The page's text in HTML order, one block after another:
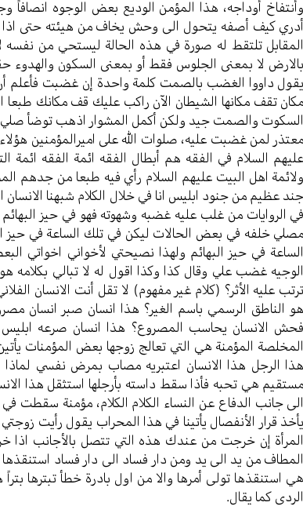
وأنتفاخ أوداجه، هذا المؤمن الوديع بعض الوجوه
أدري كيف أصفه يتحول الى وحش يخاف من هيئته حتى اذا ما
المقابل تلتقط له صورة في هذه الحالة ليستحي من
بالارض لا بمعنى الجلوس فقط أو بمعنى السكون والهدوء
يقول داووا الغضب بالصمت كلمة واحدة إن غضبت فأعلم أن
مكان تقف مكانها الشيطان الآن راكب عليك قف مكانك
السكوت والصمت جيد ولكن أكمل المشوار اذهب توضأ صلي
معتذر لمن غضبت عليه، صلوات الله على اميرالمؤمنين هؤلاء
عليهم السلام في الفقه هم أبطال الفقه ائمة الفقه ائمة
ولائمة اهل البيت عليهم السلام رأي فيه طبعا من جدهم
جند عظيم من جنود ابليس انا في خلال الكلام شبهنا
في الروايات من غلب عليه غضبه وشهوته فهو في حيز
مصلي خلفه في بعض الحالات ليكن في تلك الساعة في حيز
الساعة في حيز البهائم ولهذا نصيحتي لأخواني اخواتي
الوجيه غضب علي وقال كذا وكذا اقول له لا تبالي
ترتب عليه الأثر؟ (كلام غير مفهوم) لا تقل أنت الانسان
هو الناطق الرسمي باسم الغير؟ هذا انسان صبر انسان
فحش الانسان يحاسب المصروع؟ هذا انسان صرعه ابليس
المخلصة المؤمنة هي التي تعالج زوجها بعض المؤمنات
هذا الرجل هذا الانسان اعتبريه مصاب بمرض نفسي لماذا
مستقيم هي تحبه فأذا سقط داسته بأرجلها استثقل هذا
الى جانب الدفاع عن النساء الكلام الكلام، مؤمنة
يأخذ قرار الأنفصال يأتينا في هذا المحراب يقول رأيت
المرأة إن خرجت من عندك هذه التي تتصل بالأجانب اذا
المطاف من يد الى يد ومن دار فساد الى دار فساد
هي استنقذها تولى أمرها والا من اول بادرة خطأ تبترها
الردى كما يقال.